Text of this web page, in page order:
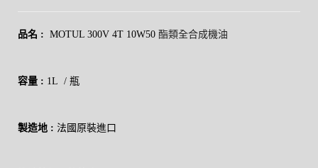
品名 : MOTUL 300V 4T 10W50 酯類全合成機油
容量 : 1L / 瓶
製造地 : 法國原裝進口